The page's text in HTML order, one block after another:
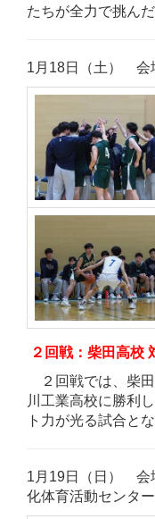
たちが全力で挑ん
1月18日（土） 会
２回戦： 柴田高校
２回戦では、柴
川工業高校に勝利
ト力が光る試合と
1月19日（日） 会
化体育活動センター